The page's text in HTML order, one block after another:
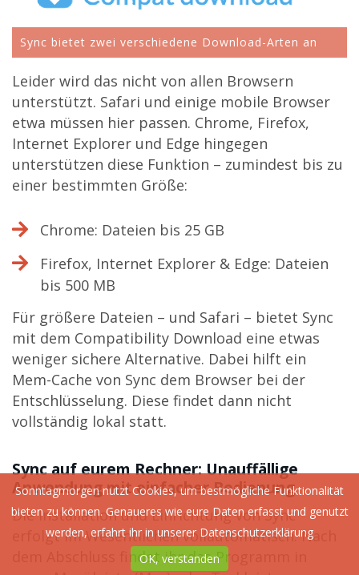
Sync bietet zwei verschiedene Download-Arten an
Leider wird das nicht von allen Browsern
unterstützt. Safari und einige mobile Browser
etwa müssen hier passen. Chrome, Firefox,
Internet Explorer und Edge hingegen
unterstützen diese Funktion – zumindest bis zu
einer bestimmten Größe:
Chrome: Dateien bis 25 GB
Firefox, Internet Explorer & Edge: Dateien
bis 500 MB
Für größere Dateien – und Safari – bietet Sync
mit dem Compatibility Download eine etwas
weniger sichere Alternative. Dabei hilft ein
Mem-Cache von Sync dem Browser bei der
Entschlüsselung. Diese findet dann nicht
vollständig lokal statt.
Sync auf eurem Rechner: Unauffällige
Anwendung mit einfacher Bedienung
Die Installation und Einrichtung von Sync
erfolgt im Wesentlichen vollautomatisch. Nach
dem Abschluss findet ihr das Programm in
Sonntagmorgen nutzt Cookies, um bestmögliche Funktionalität
bieten zu können. Genaueres wie eure Daten erfasst und genutzt
werden, erfahrt ihr in unserer Datenschutzerklärung
OK, verstanden